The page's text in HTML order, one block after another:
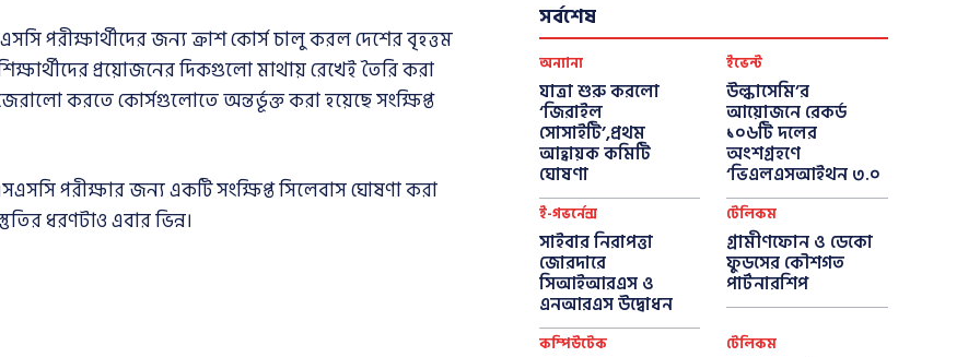
পরীক্ষার্থীদের জন্য ক্রাশ কোর্স চালু করল দেশের বৃহত্তম
প্রয়োজনের দিকগুলো মাথায় রেখেই তৈরি করা
করতে কোর্সগুলোতে অন্তর্ভূক্ত করা হয়েছে সংক্ষিপ্ত
পরীক্ষার জন্য একটি সংক্ষিপ্ত সিলেবাস ঘোষণা করা
ধরণটাও এবার ভিন্ন।
সর্বশেষ
অন্যান্য
যাত্রা শুরু করলো
‘জিরাইল
সোসাইটি’,প্রথম
আহ্বায়ক কমিটি
ঘোষণা
ইভেন্ট
উল্কাসেমি’র
আয়োজনে রেকর্ড
১০৬টি দলের
অংশগ্রহণে
‘ভিএলএসআইথন ৩.০
ই-গভর্নেন্স
সাইবার নিরাপত্তা
জোরদারে
সিআইআরএস ও
এনআরএস উদ্বোধন
টেলিকম
গ্রামীণফোন ও ডেকো
ফুডসের কৌশগত
পার্টনারশিপ
কম্পিউটেক টেলিকম